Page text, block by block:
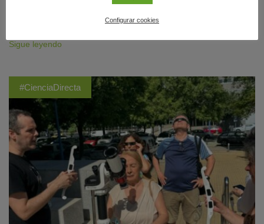
de células intervenidas en laboratorio. El estudio, aún en fase pre-
clínica, muestra que los cortes deben realizarse casi a la vez para
Sigue leyendo
#CienciaDirecta
Configurar cookies